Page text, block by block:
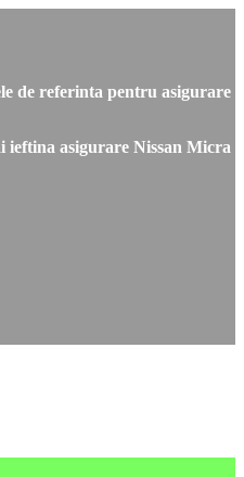
de referinta pentru asigurare
ieftina asigurare Nissan Micra